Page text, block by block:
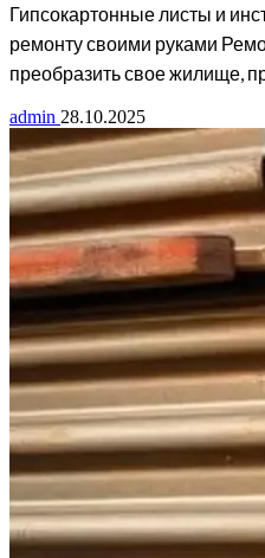
Гипсокартонные листы и
ремонту своими руками
преобразить свое жилище,
admin 28.10.2025